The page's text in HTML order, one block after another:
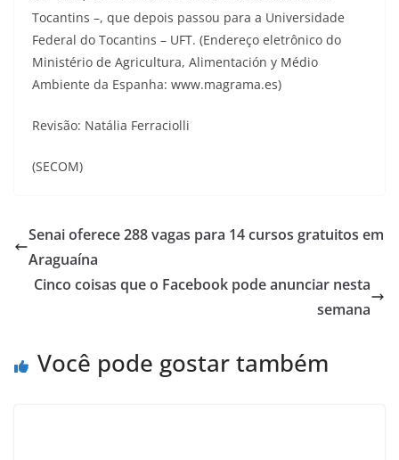
Tocantins –, que depois passou para a Universidade
Federal do Tocantins – UFT. (Endereço eletrônico do
Ministério de Agricultura, Alimentación y Médio
Ambiente da Espanha: www.magrama.es)
Revisão: Natália Ferraciolli
(SECOM)
Senai oferece 288 vagas para 14 cursos gratuitos em
Araguaína
Cinco coisas que o Facebook pode anunciar nesta
semana
Você pode gostar também